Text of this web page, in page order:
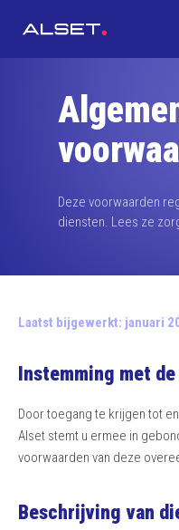
Deze voorwaarden
diensten. Lees ze
Laatst bijgewerkt: januari
Instemming met
Door toegang te krijgen tot
Alset stemt u ermee in
voorwaarden van deze
Beschrijving van